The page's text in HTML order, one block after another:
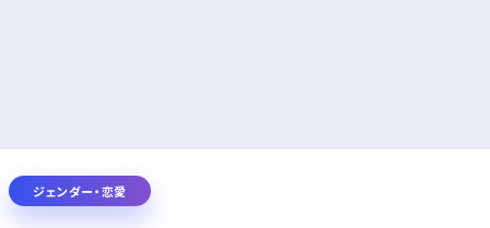
ジェンダー・恋愛